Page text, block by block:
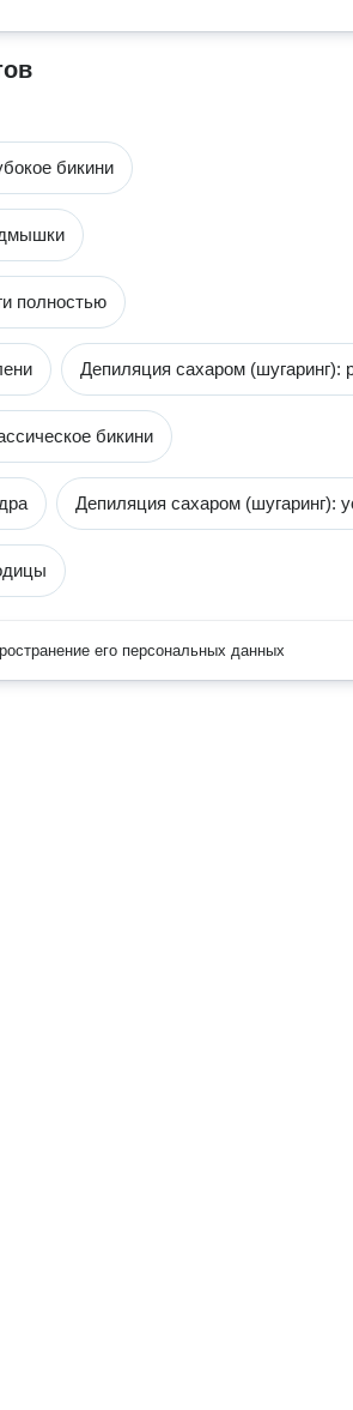
бикини
полностью
Депиляция сахаром (шугаринг):
бикини
Депиляция сахаром (шугаринг):
его персональных данных